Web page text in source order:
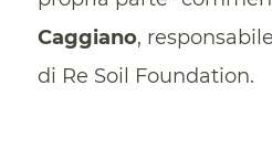
Caggiano,
di Re Soil Foundation.